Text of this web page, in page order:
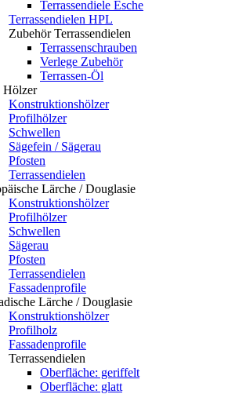
Terrassendiele Esche
Terrassendielen HPL
Zubehör Terrassendielen
Terrassenschrauben
Verlege Zubehör
Terrassen-Öl
Konstruktionshölzer
Profilhölzer
Schwellen
Sägefein / Sägerau
Pfosten
Terrassendielen
Lärche / Douglasie
Konstruktionshölzer
Profilhölzer
Schwellen
Sägerau
Pfosten
Terrassendielen
Fassadenprofile
Lärche / Douglasie
Konstruktionshölzer
Profilholz
Fassadenprofile
Terrassendielen
Oberfläche: geriffelt
Oberfläche: glatt